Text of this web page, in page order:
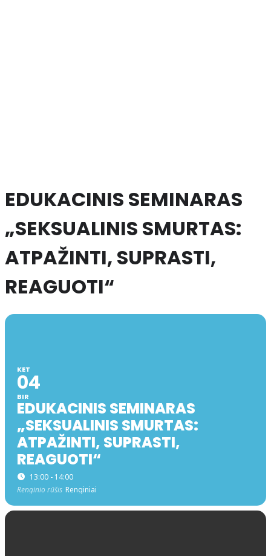
EDUKACINIS SEMINARAS
„SEKSUALINIS SMURTAS:
ATPAŽINTI, SUPRASTI,
REAGUOTI“
KET
04
BIR
EDUKACINIS SEMINARAS
„SEKSUALINIS SMURTAS:
ATPAŽINTI, SUPRASTI,
REAGUOTI“
13:00 - 14:00
Renginio rūšis Renginiai